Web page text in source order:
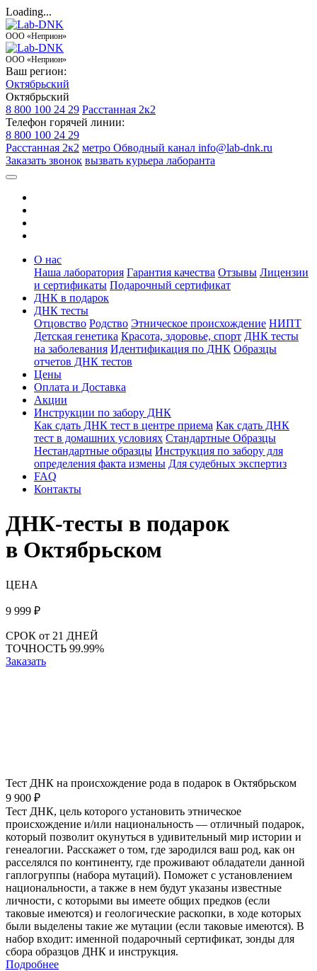
Loading...
ООО «Неприон»
ООО «Неприон»
Ваш регион:
Октябрьский
Октябрьский
8 800 100 24 29 Расстанная 2к2
Телефон горячей линии:
8 800 100 24 29
Расстанная 2к2 метро Обводный канал info@lab-dnk.ru
Заказать звонок вызвать курьера лаборанта
О нас
Наша лаборатория Гарантия качества Отзывы Лицензии
и сертификаты Подарочный сертификат
ДНК в подарок
ДНК тесты
Отцовство Родство Этническое происхождение НИПТ
Детская генетика Красота, здоровье, спорт ДНК тесты
на заболевания Идентификация по ДНК Образцы
отчетов ДНК тестов
Цены
Оплата и Доставка
Акции
Инструкции по забору ДНК
Как сдать ДНК тест в центре приема Как сдать ДНК
тест в домашних условиях Стандартные Образцы
Нестандартные образцы Инструкция по забору для
определения факта измены Для судебных экспертиз
FAQ
Контакты
ДНК-тесты в подарок
в Октябрьском
ЦЕНА
9 999 ₽
СРОК от 21 ДНЕЙ
ТОЧНОСТЬ 99.99%
Заказать
Тест ДНК на происхождение рода в подарок в Октябрьском
9 900 ₽
Тест ДНК, цель которого установить этническое
происхождение и/или национальность — отличный подарок,
который позволит окунуться в удивительный мир истории и
генеалогии. Расскажет о том, где зародился ваш род, как он
расселялся по континенту, где проживают обладатели данной
гаплогруппы (набора мутаций). Поможет с установлением
национальности, а также в нем будут указаны известные
личности, с которыми вы имеете общих предков (если
таковые имеются) и геологические раскопки, в ходе которых
были выделены такие же мутации (если таковые имеются). В
набор входит: именной подарочный сертификат, зонды для
сбора образцов ДНК и инструкция.
Подробнее